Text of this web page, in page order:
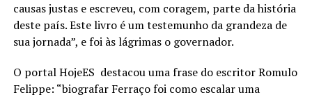
causas justas e escreveu, com coragem, parte da história
deste país. Este livro é um testemunho da grandeza de
sua jornada”, e foi às lágrimas o governador.
O portal HojeES destacou uma frase do escritor Romulo
Felippe: “biografar Ferraço foi como escalar uma